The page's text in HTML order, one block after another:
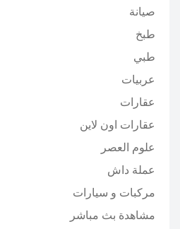
صيانة
طبخ
طبي
عربيات
عقارات
عقارات اون لاين
علوم العصر
عملة داش
مركبات و سيارات
مشاهدة بث مباشر